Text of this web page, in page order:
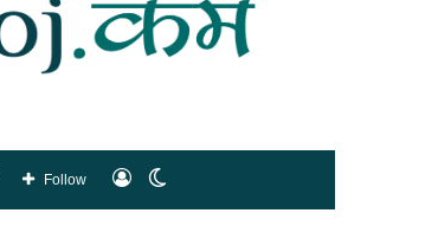
लगइन
Follow